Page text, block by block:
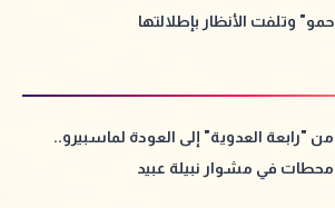
حمو" وتلفت الأنظار بإطلالتها
من "رابعة العدوية" إلى العودة لماسبيرو..
محطات في مشوار نبيلة عبيد